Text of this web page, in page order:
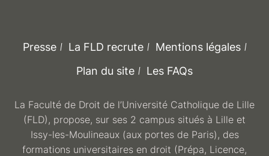
Presse La FLD recrute
Mentions légales
Plan du site
Les FAQs
La Faculté de Droit de l’Université Catholique de Lille
(FLD), propose, sur ses 2 campus situés à Lille et
Issy-les-Moulineaux (aux portes de Paris), des
formations universitaires en droit (Prépa, Licence,